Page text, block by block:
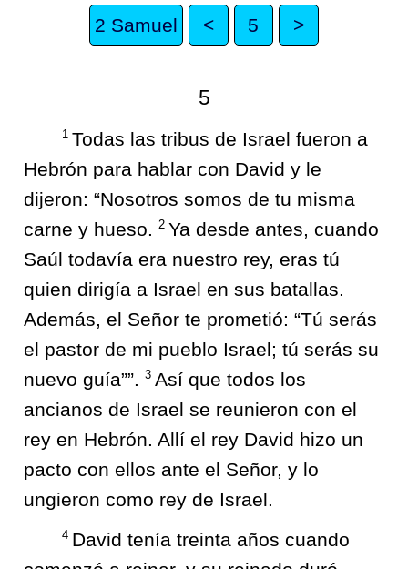
2 Samuel < 5 >
5
1 Todas las tribus de Israel fueron a
Hebrón para hablar con David y le
dijeron: “Nosotros somos de tu misma
carne y hueso. 2 Ya desde antes, cuando
Saúl todavía era nuestro rey, eras tú
quien dirigía a Israel en sus batallas.
Además, el Señor te prometió: “Tú serás
el pastor de mi pueblo Israel; tú serás su
nuevo guía””. 3 Así que todos los
ancianos de Israel se reunieron con el
rey en Hebrón. Allí el rey David hizo un
pacto con ellos ante el Señor, y lo
ungieron como rey de Israel.
4 David tenía treinta años cuando